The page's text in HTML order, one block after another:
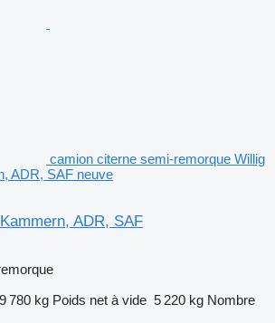
camion citerne semi-remorque Willig
ADR, SAF neuve
ADR, SAF
780 kg Poids net à vide 5 220 kg Nombre